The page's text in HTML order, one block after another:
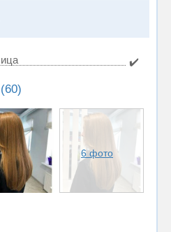
✔️
6 фото